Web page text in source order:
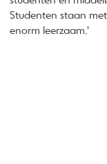
Studenten staan
enorm leerzaam.'